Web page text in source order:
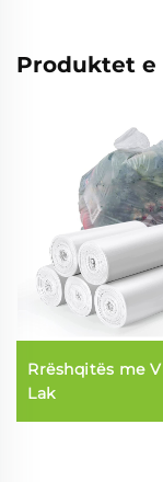
Produktet e
Rrëshqitës me
Lak